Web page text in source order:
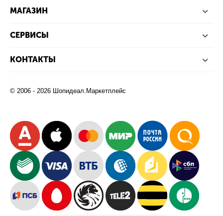
МАГАЗИН
СЕРВИСЫ
КОНТАКТЫ
© 2006 - 2026 Шопидеал.Маркетплейс